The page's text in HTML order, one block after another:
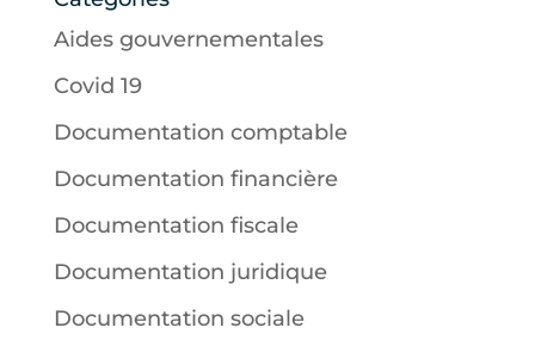
Aides gouvernementales
Covid 19
Documentation comptable
Documentation financière
Documentation fiscale
Documentation juridique
Documentation sociale